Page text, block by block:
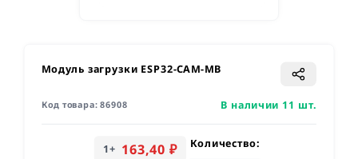
Модуль загрузки ESP32-CAM-MB
Код товара:86908 В наличии 11 шт.
1+ 163,40 ₽ Количество: